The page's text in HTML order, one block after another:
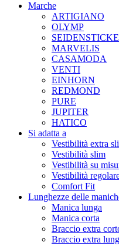
Marche
ARTIGIANO
OLYMP
MARVELIS
CASAMODA
VENTI
EINHORN
REDMOND
PURE
JUPITER
HATICO
Si adatta a
Vestibilità extra
Vestibilità slim
Vestibilità su
Vestibilità
Comfort Fit
Lunghezze delle
Manica lunga
Manica corta
Braccio extra
Braccio extra